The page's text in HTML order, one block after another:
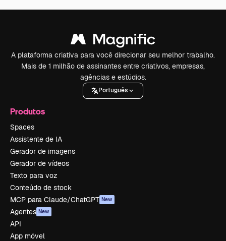
A plataforma criativa para você direcionar seu melhor trabalho.
Mais de 1 milhão de assinantes entre criativos, empresas,
agências e estúdios.
Português
Produtos
Spaces
Assistente de IA
Gerador de imagens
Gerador de vídeos
Texto para voz
Conteúdo de stock
MCP para Claude/ChatGPT New
Agentes New
API
App móvel